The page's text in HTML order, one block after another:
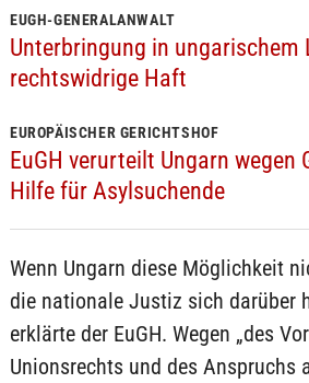
EUGH-GENERALANWALT
Unterbringung in ungarischem
rechtswidrige Haft
EUROPÄISCHER GERICHTSHOF
EuGH verurteilt Ungarn wegen
Hilfe für Asylsuchende
Wenn Ungarn diese Möglichkeit
die nationale Justiz sich darüber
erklärte der EuGH. Wegen „des
Unionsrechts und des Anspruchs